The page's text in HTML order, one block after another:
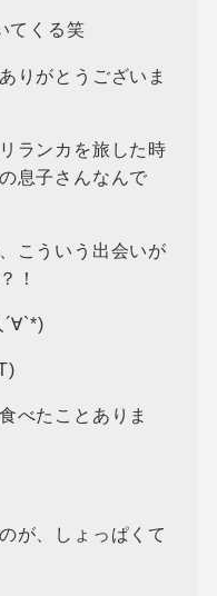
てくる笑
りがとうございま
ランカを旅した時
息子さんなんで
こういう出会いが
！
べたことありま
が、しょっぱくて